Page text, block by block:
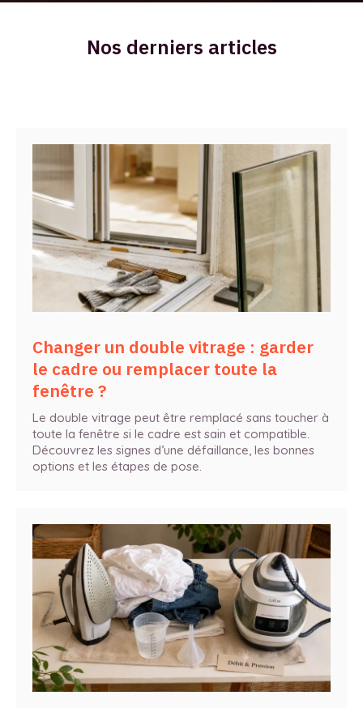
Nos derniers articles
Changer un double vitrage : garder
le cadre ou remplacer toute la
fenêtre ?
Le double vitrage peut être remplacé sans toucher à
toute la fenêtre si le cadre est sain et compatible.
Découvrez les signes d’une défaillance, les bonnes
options et les étapes de pose.